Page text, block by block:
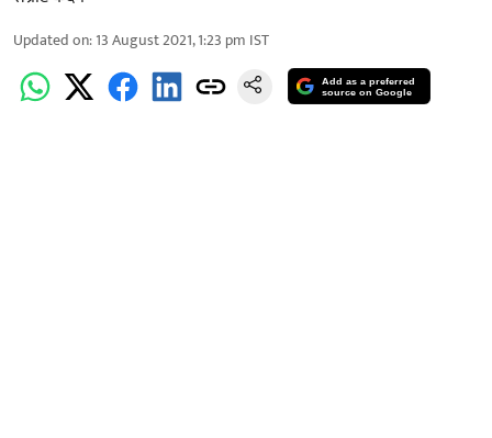
Updated on:13 August 2021, 1:23 pm IST
Add as a preferred
source on Google